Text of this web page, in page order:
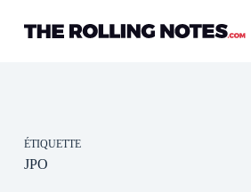
contenu
ÉTIQUETTE
JPO